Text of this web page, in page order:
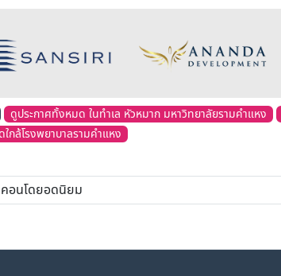
ดูประกาศทั้งหมด ในทำเล หัวหมาก มหาวิทยาลัยรามคำแหง
ใกล้โรงพยาบาลรามคำแหง
คอนโดยอดนิยม